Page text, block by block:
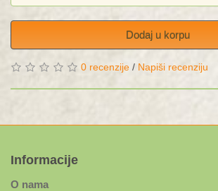
Dodaj u korpu
0 recenzije / Napiši recenziju
Informacije
O nama